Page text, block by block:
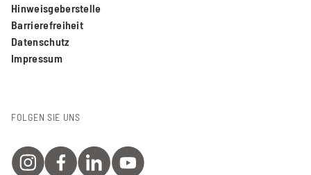
Hinweisgeberstelle
Barrierefreiheit
Datenschutz
Impressum
FOLGEN SIE UNS